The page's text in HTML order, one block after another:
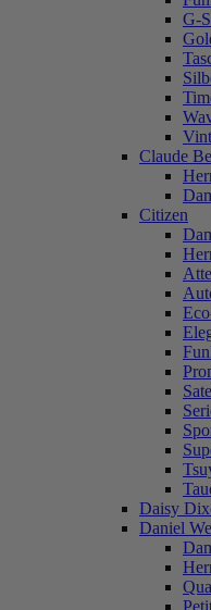
G-
Claude
Citizen
Daisy
Daniel